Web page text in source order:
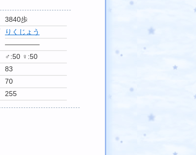
3840歩
りくじょう
―――――
♂:50 ♀:50
83
70
255